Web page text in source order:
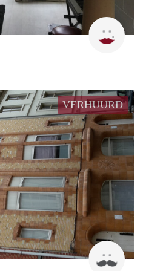
VERHUURD